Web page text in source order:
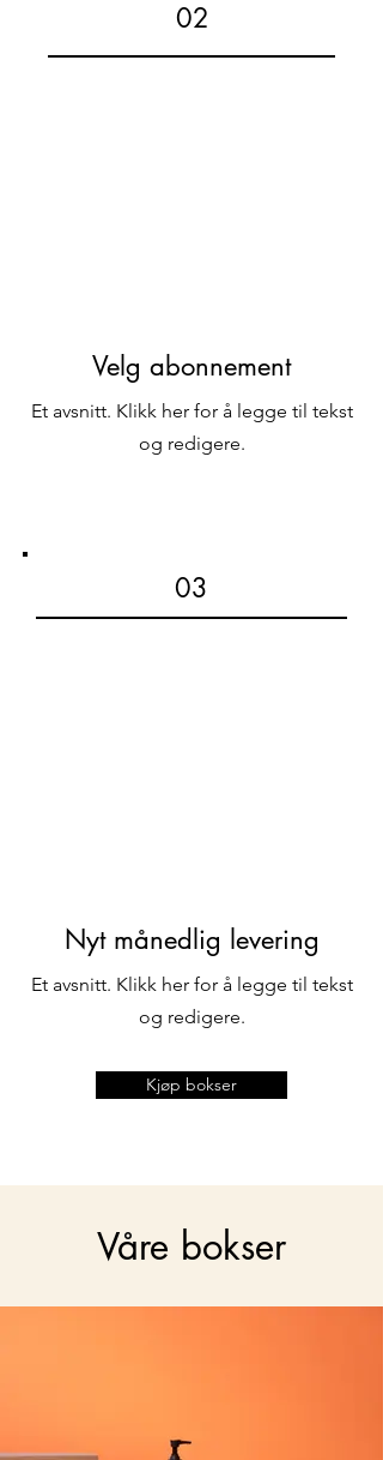
02
Velg abonnement
Et avsnitt. Klikk her for å legge til tekst
og redigere.
03
Nyt månedlig levering
Et avsnitt. Klikk her for å legge til tekst
og redigere.
Kjøp bokser
Våre bokser